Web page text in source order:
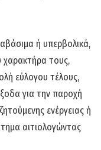
ή υπερβολικά,
χαρακτήρα τους,
εύλογου τέλους,
για την παροχή
ενέργειας ή
αιτιολογώντας